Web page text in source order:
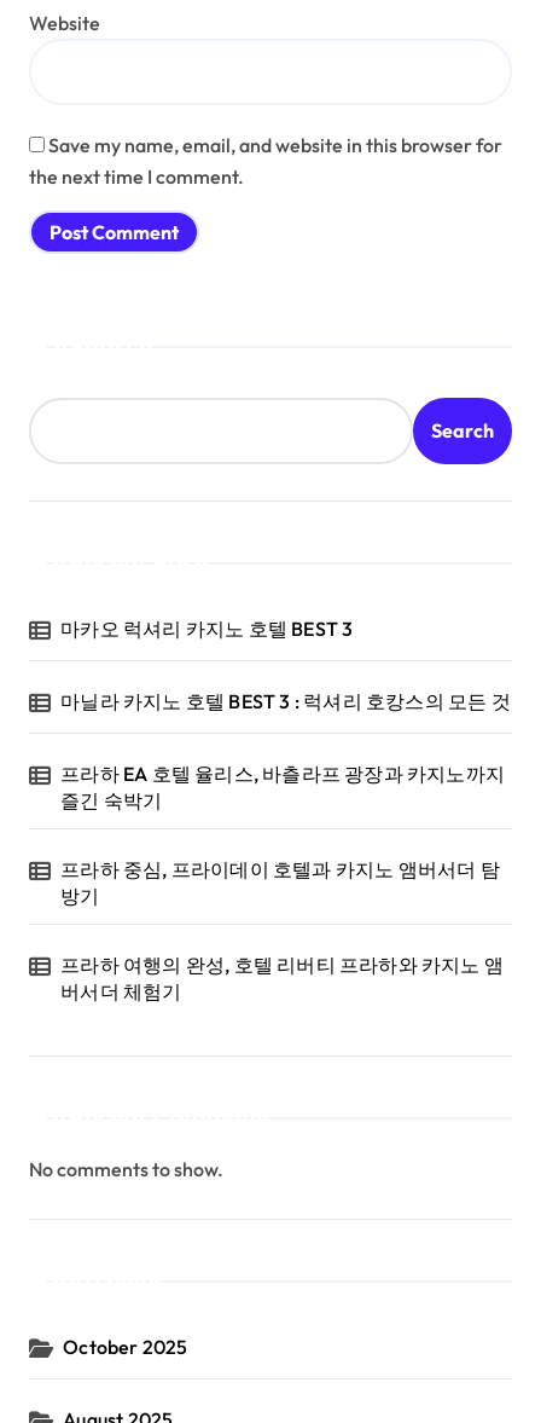
Website
Save my name, email, and website in this browser for
the next time I comment.
Search
마카오 럭셔리 카지노 호텔 BEST 3
마닐라 카지노 호텔 BEST 3 : 럭셔리 호캉스의 모든 것
프라하 EA 호텔 율리스, 바츨라프 광장과 카지노까지
즐긴 숙박기
프라하 중심, 프라이데이 호텔과 카지노 앰버서더 탐
방기
프라하 여행의 완성, 호텔 리버티 프라하와 카지노 앰
버서더 체험기
No comments to show.
October 2025